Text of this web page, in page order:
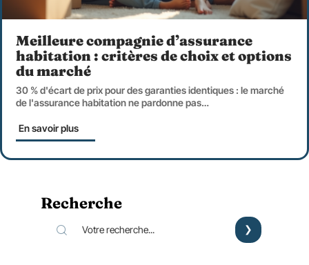
Meilleure compagnie d’assurance
habitation : critères de choix et options
du marché
30 % d'écart de prix pour des garanties identiques : le marché
de l'assurance habitation ne pardonne pas…
En savoir plus
Recherche